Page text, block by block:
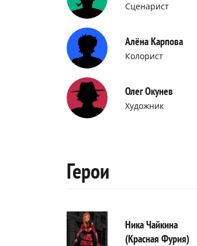
Сценарист
Алёна Карпова
Колорист
Олег Окунев
Художник
Герои
Ника Чайкина
(Красная Фурия)